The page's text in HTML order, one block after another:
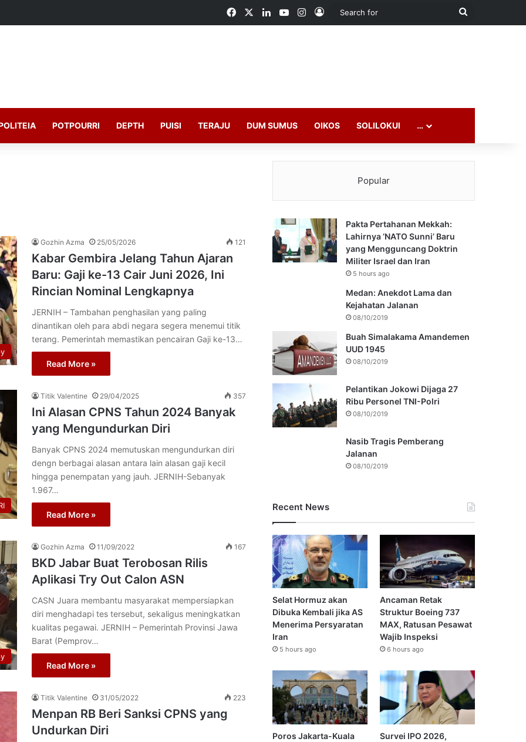
FacebookLinkedInYouTubeInstagram
Log In
Search
POTPOURRI DEPTH PUISI TERAJU DUM SUMUS OIKOS SOLILOKUI …
Gozhin Azma 25/05/2026 121
Kabar Gembira Jelang Tahun Ajaran
Baru: Gaji ke-13 Cair Juni 2026, Ini
Rincian Nominal Lengkapnya
JERNIH – Tambahan penghasilan yang paling
dinantikan oleh para abdi negara segera menemui titik
terang. Pemerintah memastikan pencairan Gaji ke-13…
Read More »
Titik Valentine 29/04/2025 357
Ini Alasan CPNS Tahun 2024 Banyak
yang Mengundurkan Diri
Banyak CPNS 2024 memutuskan mengundurkan diri
dengn berbagai alasan antara lain alasan gaji kecil
hingga penempatan yang jauh. JERNIH-Sebanyak
1.967…
Read More »
Gozhin Azma 11/09/2022 167
BKD Jabar Buat Terobosan Rilis
Aplikasi Try Out Calon ASN
CASN Juara membantu masyarakat mempersiapkan
diri menghadapi tes tersebut, sekaligus meningkatkan
kualitas pegawai. JERNIH – Pemerintah Provinsi Jawa
Barat (Pemprov…
Read More »
Titik Valentine 31/05/2022 223
Menpan RB Beri Sanksi CPNS yang
Undurkan Diri
Popular
Pakta Pertahanan Mekkah:
Lahirnya ‘NATO Sunni’ Baru
yang Mengguncang Doktrin
Militer Israel dan Iran
5 hours ago
Medan: Anekdot Lama dan
Kejahatan Jalanan
08/10/2019
Buah Simalakama Amandemen
UUD 1945
08/10/2019
Pelantikan Jokowi Dijaga 27
Ribu Personel TNI-Polri
08/10/2019
Nasib Tragis Pemberang
Jalanan
08/10/2019
Recent News
Selat Hormuz akan
Dibuka Kembali jika AS
Menerima Persyaratan
Iran
5 hours ago
Ancaman Retak
Struktur Boeing 737
MAX, Ratusan Pesawat
Wajib Inspeksi
6 hours ago
Poros Jakarta-Kuala
Survei IPO 2026,